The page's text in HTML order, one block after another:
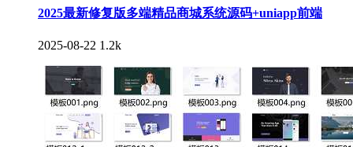
2025最新修复版多端精品商城系统源码+uniapp前端
2025-08-22 1.2k